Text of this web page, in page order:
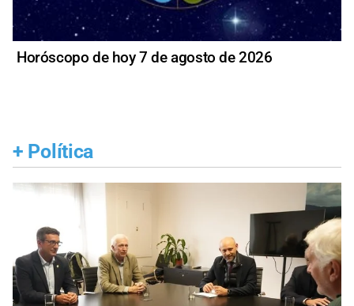
Horóscopo de hoy 7 de agosto de 2026
+ Política